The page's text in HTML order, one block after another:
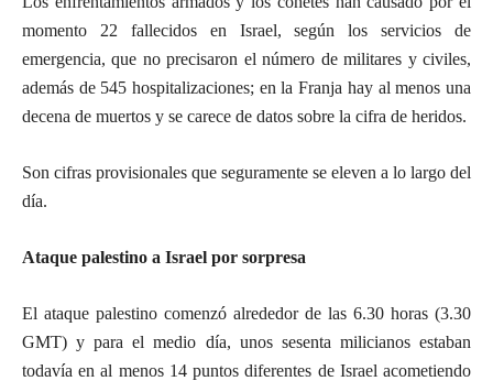
momento 22 fallecidos en Israel, según los servicios de
emergencia, que no precisaron el número de militares y civiles,
además de 545 hospitalizaciones; en la Franja hay al menos una
decena de muertos y se carece de datos sobre la cifra de heridos.
Son cifras provisionales que seguramente se eleven a lo largo del
día.
Ataque palestino a Israel por sorpresa
El ataque palestino comenzó alrededor de las 6.30 horas (3.30
GMT) y para el medio día, unos sesenta milicianos estaban
todavía en al menos 14 puntos diferentes de Israel acometiendo